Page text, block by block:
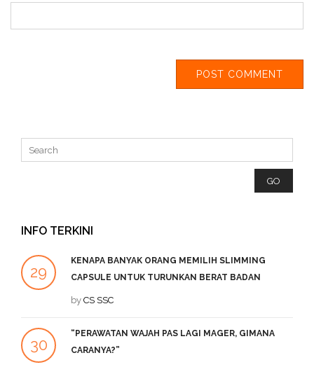
INFO TERKINI
29
KENAPA BANYAK ORANG MEMILIH SLIMMING
CAPSULE UNTUK TURUNKAN BERAT BADAN
by CS SSC
30
“PERAWATAN WAJAH PAS LAGI MAGER, GIMANA
CARANYA?”